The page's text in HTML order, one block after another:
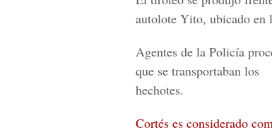
autolote Yito, ubicado en
Agentes de la Policía
que se transportaban los
hechotes.
Cortés es considerado